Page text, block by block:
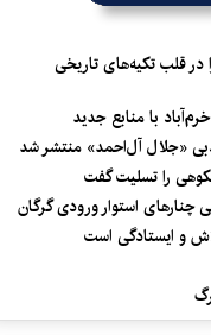
در قلب تکیه‌های تاریخی
با منابع جدید
«جلال آل‌احمد» منتشر شد
را تسلیت گفت
چنارهای استوار ورودی گرگان
و ایستادگی است